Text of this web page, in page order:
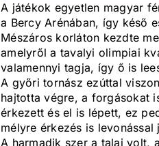
A játékok egyetlen magyar
a Bercy Arénában, így késő
Mészáros korláton kezdte
amelyről a tavalyi olimpiai
valamennyi tagja, így ő is
A győri tornász ezúttal
hajtotta végre, a forgásokat
érkezett és el is lépett, ez
mélyre érkezés is
A harmadik szer a talaj volt,